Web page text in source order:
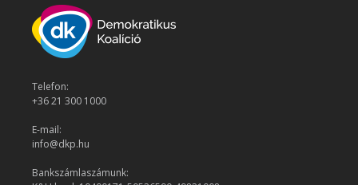
Telefon:
+36 21 300 1000
E-mail:
info@dkp.hu
Bankszámlaszámunk: